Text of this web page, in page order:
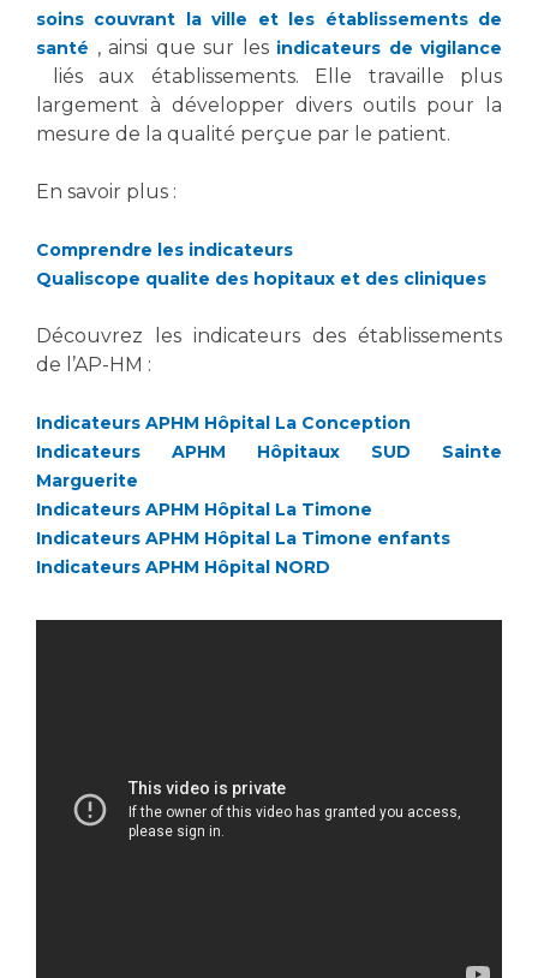
Qualité
Nos indicateurs qualité et de sécurité des soins
Protection des données
Sécurité
Les recherches en santé à l’AP-HM
Lieu de santé sans tabac
Liste des marchés conclus
Documents utiles
soins couvrant la ville et les établissements de
santé , ainsi que sur les indicateurs de vigilance
liés aux établissements. Elle travaille plus
largement à développer divers outils pour la
mesure de la qualité perçue par le patient.
En savoir plus :
Comprendre les indicateurs
Qualiscope qualite des hopitaux et des cliniques
Découvrez les indicateurs des établissements
de l’AP-HM :
Indicateurs APHM Hôpital La Conception
Indicateurs APHM Hôpitaux SUD Sainte
Marguerite
Indicateurs APHM Hôpital La Timone
Indicateurs APHM Hôpital La Timone enfants
Indicateurs APHM Hôpital NORD